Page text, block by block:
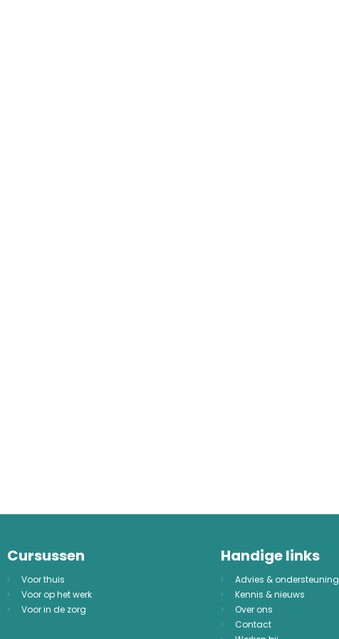
Cursussen
Voor thuis
Voor op het werk
Voor in de zorg
Handige links
Advies & ondersteuning
Kennis & nieuws
Over ons
Contact